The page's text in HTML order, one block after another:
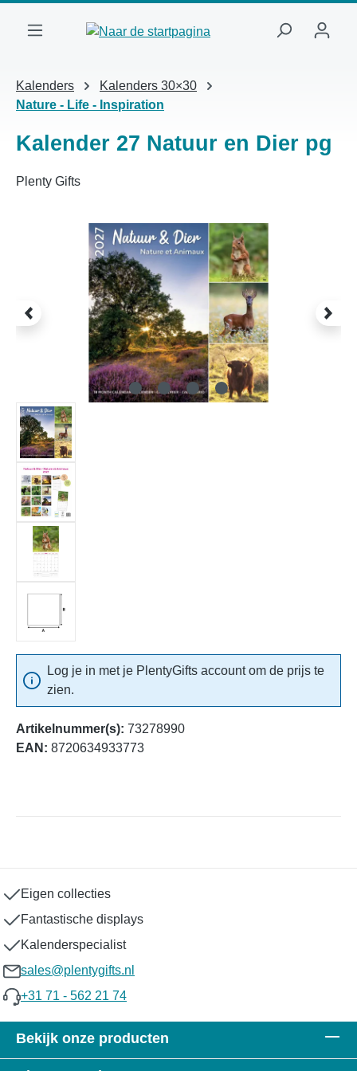
Kalenders
Kalenders 30×30
Nature - Life - Inspiration
Kalender 27 Natuur en Dier pg
Plenty Gifts
Log je in met je PlentyGifts account om de prijs te
zien.
Artikelnummer(s): 73278990
EAN: 8720634933773
Eigen collecties
Fantastische displays
Kalenderspecialist
sales@plentygifts.nl
+31 71 - 562 21 74
Bekijk onze producten